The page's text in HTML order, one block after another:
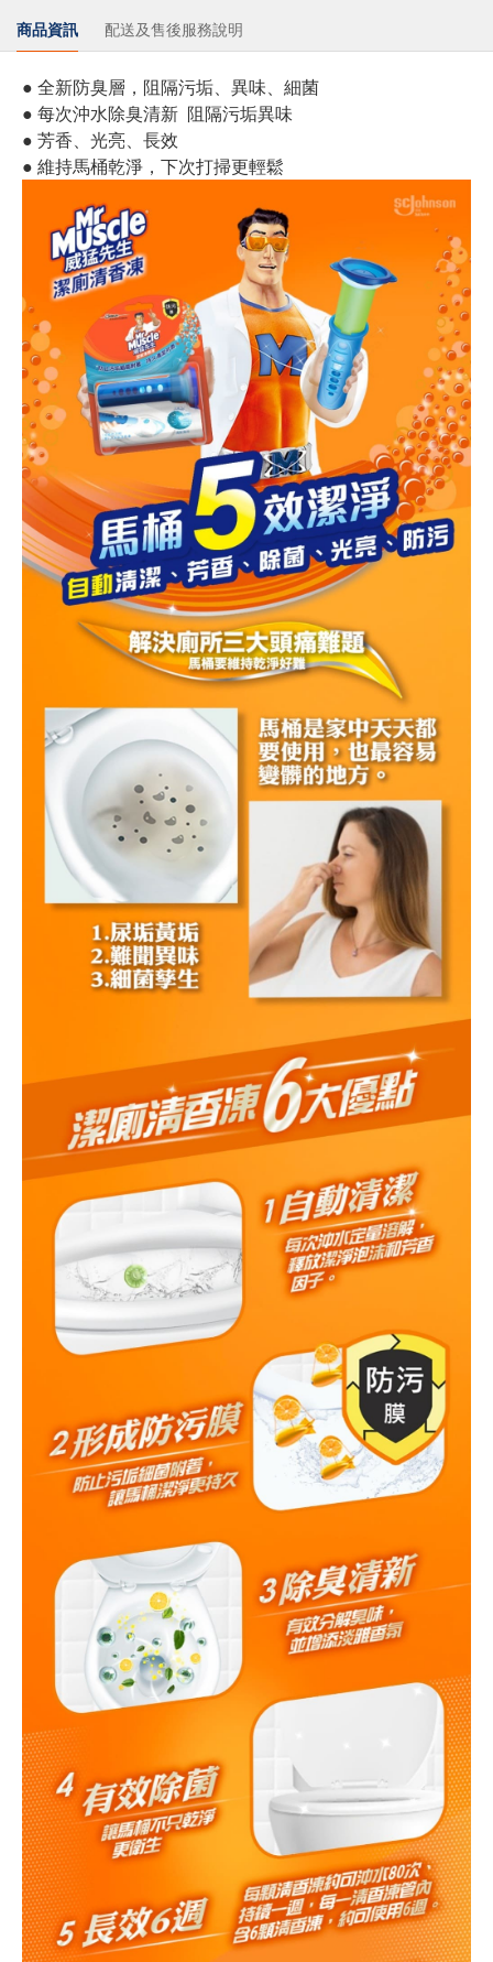
商品資訊 配送及售後服務說明
● 全新防臭層，阻隔污垢、異味、細菌
● 每次沖水除臭清新 阻隔污垢異味
● 芳香、光亮、長效
● 維持馬桶乾淨，下次打掃更輕鬆